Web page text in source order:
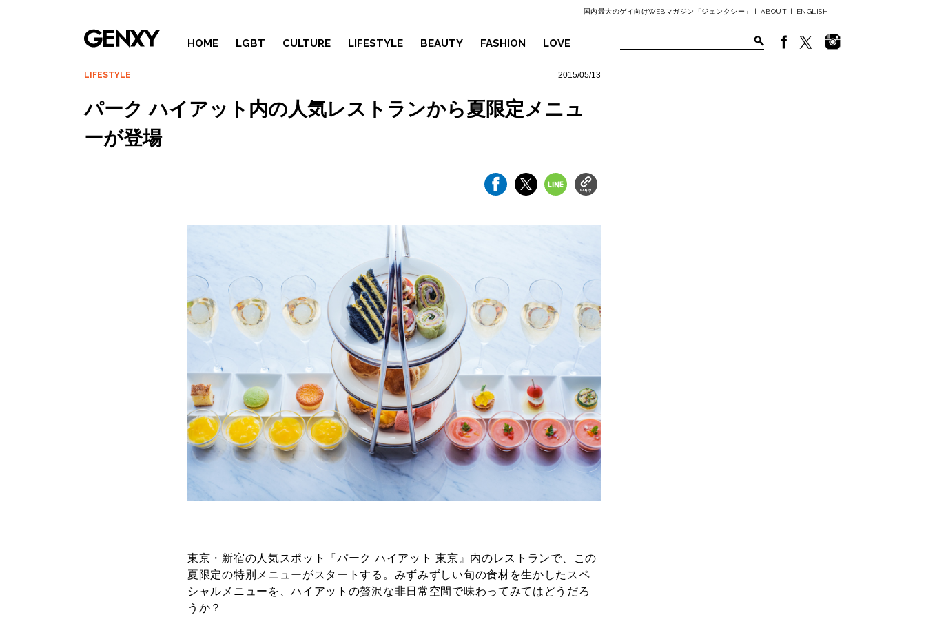
国内最大のゲイ向けWEBマガジン「ジェンクシー」 | ABOUT | ENGLISH
HOME LGBT CULTURE LIFESTYLE BEAUTY FASHION LOVE
LIFESTYLE 2015/05/13
パーク ハイアット内の人気レストランから夏限定メニュ
ーが登場
東京・新宿の人気スポット『パーク ハイアット 東京』内のレストランで、この
夏限定の特別メニューがスタートする。みずみずしい旬の食材を生かしたスペ
シャルメニューを、ハイアットの贅沢な非日常空間で味わってみてはどうだろ
うか？